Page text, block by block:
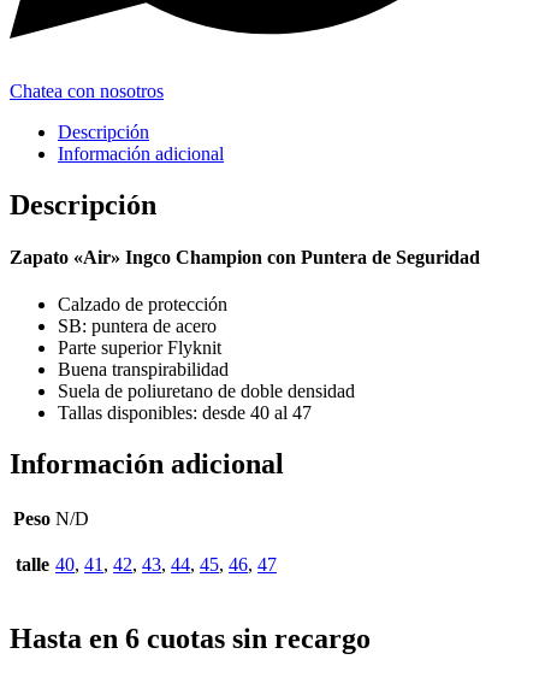
Chatea con nosotros
Descripción
Información adicional
Descripción
Zapato «Air» Ingco Champion con Puntera de Seguridad
Calzado de protección
SB: puntera de acero
Parte superior Flyknit
Buena transpirabilidad
Suela de poliuretano de doble densidad
Tallas disponibles: desde 40 al 47
Información adicional
Peso N/D
talle 40, 41 , 42, 43, 44, 45, 46, 47
Hasta en 6 cuotas sin recargo